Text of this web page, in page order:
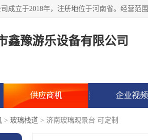
鑫豫游乐设备有限公司
供应商机 企业视频
> 玻璃栈道 > 济南玻璃观景台 可定制